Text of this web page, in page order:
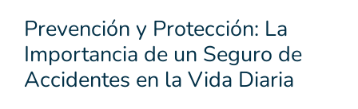
Prevención y Protección: La
Importancia de un Seguro de
Accidentes en la Vida Diaria